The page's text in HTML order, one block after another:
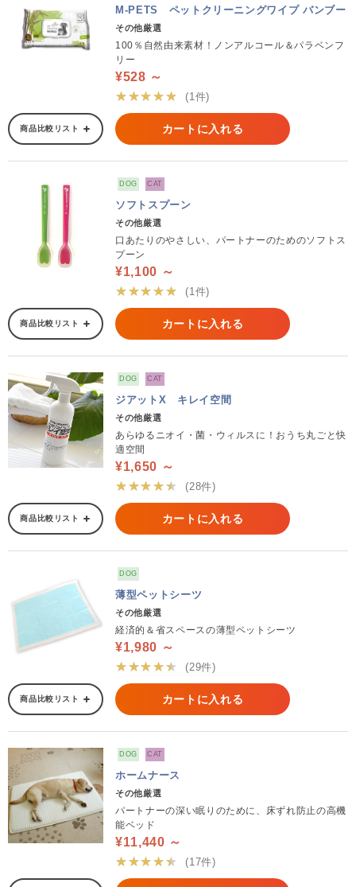
M-PETS ペットクリーニングワイプ バンブー
その他厳選
100％自然由来素材！ノンアルコール＆パラベンフ
リー
¥528 ～
★★★★★
(1件)
商品比較リスト カートに入れる
DOG CAT
ソフトスプーン
その他厳選
口あたりのやさしい、パートナーのためのソフトス
プーン
¥1,100 ～
★★★★★
(1件)
商品比較リスト カートに入れる
DOG CAT
ジアットX キレイ空間
その他厳選
あらゆるニオイ・菌・ウィルスに！おうち丸ごと快
適空間
¥1,650 ～
★★★★★
(28件)
商品比較リスト カートに入れる
DOG
薄型ペットシーツ
その他厳選
経済的＆省スペースの薄型ペットシーツ
¥1,980 ～
★★★★★
(29件)
商品比較リスト カートに入れる
DOG CAT
ホームナース
その他厳選
パートナーの深い眠りのために、床ずれ防止の高機
能ベッド
¥11,440 ～
★★★★★
(17件)